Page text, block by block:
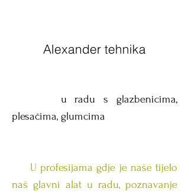
Alexander tehnika
u radu s glazbenicima,
plesačima, glumcima
U profesijama gdje je naše tijelo
naš glavni alat u radu, poznavanje